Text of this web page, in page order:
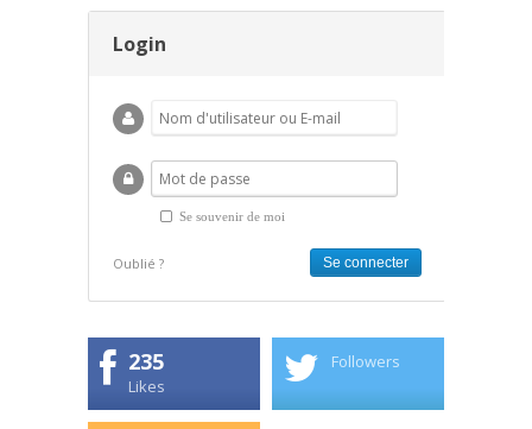
Login
Se souvenir de moi
Oublié ?
235
Likes
Followers